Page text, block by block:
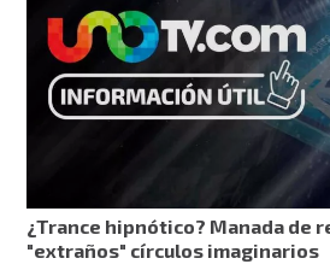
¿Trance hipnótico? Manada de
"extraños" círculos imaginarios